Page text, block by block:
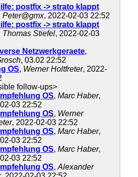
postfix -> strato klappt
Peter@gmx, 2022-02-03 22:52
postfix -> strato klappt
Thomas Stiefel, 2022-02-03
Netzwerkgeraete,
, 03.02 22:52
OS, Werner Holtfreter, 2022-
follow-ups>
OS, Marc Haber,
03 22:52
OS, Werner
, 2022-02-03 22:52
OS, Marc Haber,
03 22:52
OS, Marc Haber,
03 22:52
OS, Alexander